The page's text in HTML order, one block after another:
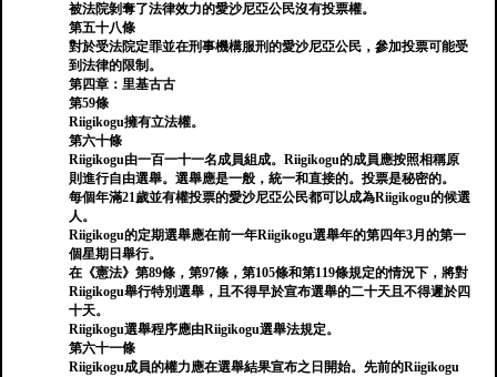
被法院剝奪了法律效力的愛沙尼亞公民沒有投票權。
第五十八條
對於受法院定罪並在刑事機構服刑的愛沙尼亞公民，參加投票可能受
到法律的限制。
第四章：里基古古
第59條
Riigikogu擁有立法權。
第六十條
Riigikogu由一百一十一名成員組成。Riigikogu的成員應按照相稱原
則進行自由選舉。選舉應是一般，統一和直接的。投票是秘密的。
每個年滿21歲並有權投票的愛沙尼亞公民都可以成為Riigikogu的候選
人。
Riigikogu的定期選舉應在前一年Riigikogu選舉年的第四年3月的第一
個星期日舉行。
在《憲法》第89條，第97條，第105條和第119條規定的情況下，將對
Riigikogu舉行特別選舉，且不得早於宣布選舉的二十天且不得遲於四
十天。
Riigikogu選舉程序應由Riigikogu選舉法規定。
第六十一條
Riigikogu成員的權力應在選舉結果宣布之日開始。先前的Riigikogu